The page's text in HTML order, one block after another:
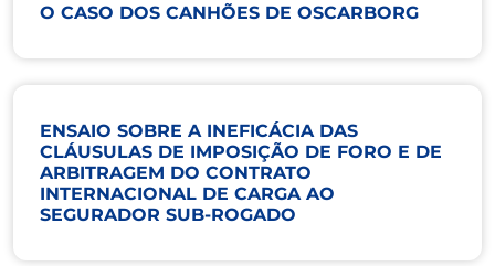
O CASO DOS CANHÕES DE OSCARBORG
ENSAIO SOBRE A INEFICÁCIA DAS
CLÁUSULAS DE IMPOSIÇÃO DE FORO E DE
ARBITRAGEM DO CONTRATO
INTERNACIONAL DE CARGA AO
SEGURADOR SUB-ROGADO